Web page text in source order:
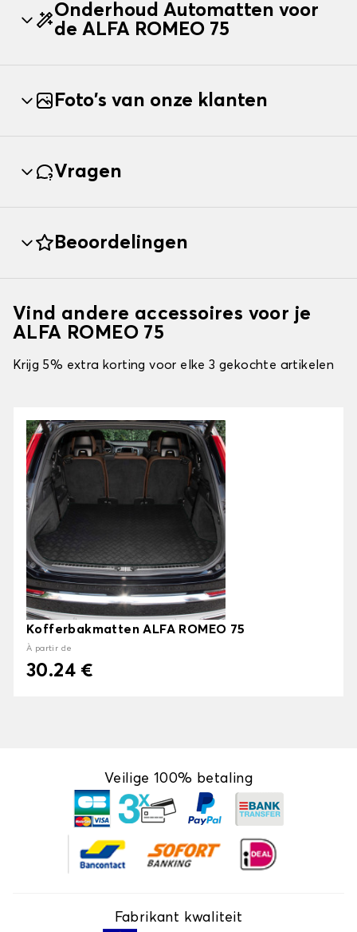
Onderhoud Automatten voor
de ALFA ROMEO 75
Foto's van onze klanten
Vragen
Beoordelingen
Vind andere accessoires voor je
ALFA ROMEO 75
Krijg 5% extra korting voor elke 3 gekochte artikelen
Kofferbakmatten ALFA ROMEO 75
À partir de
30.24 €
Veilige 100% betaling
Fabrikant kwaliteit